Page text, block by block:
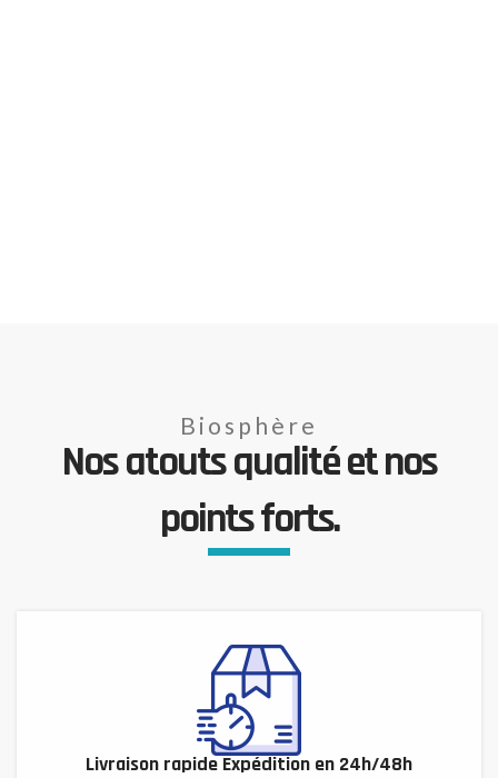
Biosphère
Nos atouts qualité et nos
points forts.
Livraison rapide Expédition en 24h/48h